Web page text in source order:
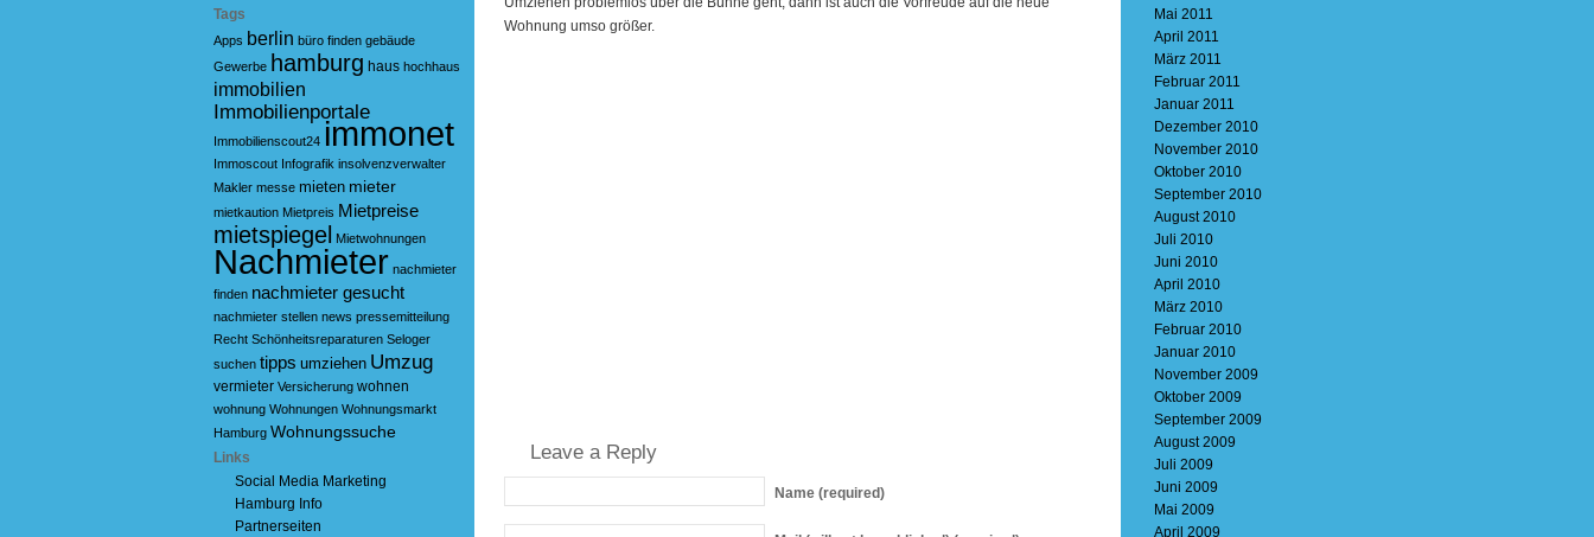
Tags
Apps berlin büro finden gebäude
Gewerbe hamburg haus hochhaus
immobilien
Immobilienportale
Immobilienscout24 immonet
Immoscout Infografik insolvenzverwalter
Makler messe mieten mieter
mietkaution Mietpreis Mietpreise
mietspiegel Mietwohnungen
Nachmieter nachmieter
finden nachmieter gesucht
nachmieter stellen news pressemitteilung
Recht Schönheitsreparaturen Seloger
suchen tipps umziehen Umzug
vermieter Versicherung wohnen
wohnung Wohnungen Wohnungsmarkt
Hamburg Wohnungssuche
Links
Social Media Marketing
Hamburg Info
Partnerseiten
Wohnung umso größer.
Leave a Reply
Name(required)
Mai 2011
April 2011
März 2011
Februar 2011
Januar 2011
Dezember 2010
November 2010
Oktober 2010
September 2010
August 2010
Juli 2010
Juni 2010
April 2010
März 2010
Februar 2010
Januar 2010
November 2009
Oktober 2009
September 2009
August 2009
Juli 2009
Juni 2009
Mai 2009
April 2009